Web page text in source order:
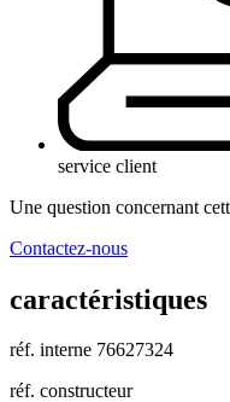
service client
Une question concernant
Contactez-nous
caractéristiques
réf. interne 76627324
réf. constructeur